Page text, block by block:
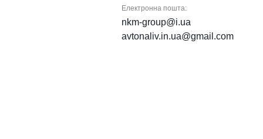
Електронна пошта:
nkm-group@i.ua
avtonaliv.in.ua@gmail.com